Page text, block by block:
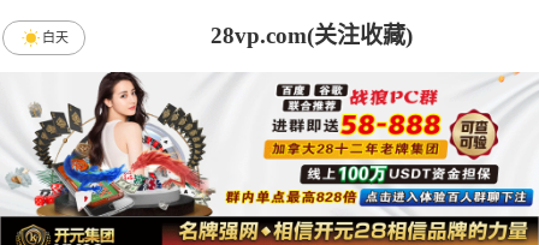
28vp.com(关注收藏)
白天